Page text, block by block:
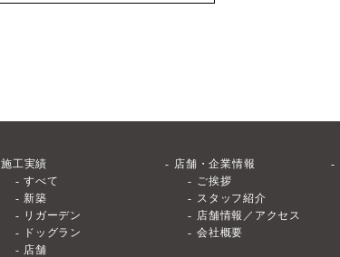
施工実績
すべて
新築
リガーデン
ドッグラン
店舗
店舗・企業情報
ご挨拶
スタッフ紹介
店舗情報／アクセス
会社概要